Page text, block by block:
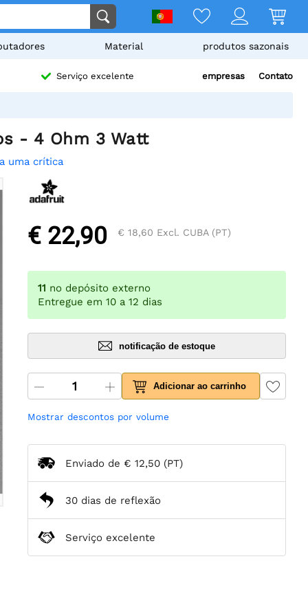
Material produtos sazonais
Serviço excelente empresas Contato
- 4 Ohm 3 Watt
uma crítica
€ 22,90 € 18,60 Excl. CUBA (PT)
11 no depósito externo
Entregue em 10 a 12 dias
notificação de estoque
Adicionar ao carrinho
Mostrar descontos por volume
Enviado de € 12,50 (PT)
30 dias de reflexão
Serviço excelente